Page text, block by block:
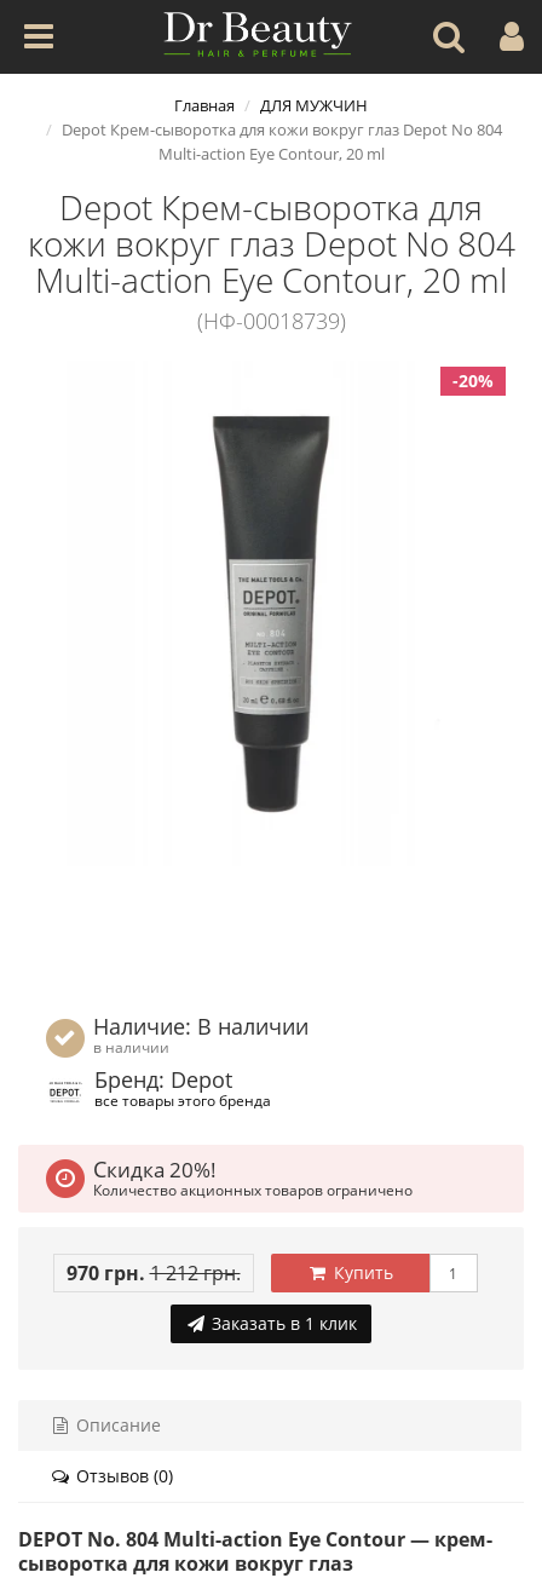
Главная
ДЛЯ МУЖЧИН
Depot Крем-сыворотка для кожи вокруг глаз Depot No 804
Multi-action Eye Contour, 20 ml
Depot Крем-сыворотка для
кожи вокруг глаз Depot No 804
Multi-action Eye Contour, 20 ml
(НФ-00018739)
-20%
Наличие: В наличии
в наличии
Бренд: Depot
все товары этого бренда
Скидка 20%!
Количество акционных товаров ограничено
970 грн. 1 212 грн. Купить
Заказать в 1 клик
Описание
Отзывов (0)
DEPOT No. 804 Multi-action Eye Contour — крем-
сыворотка для кожи вокруг глаз